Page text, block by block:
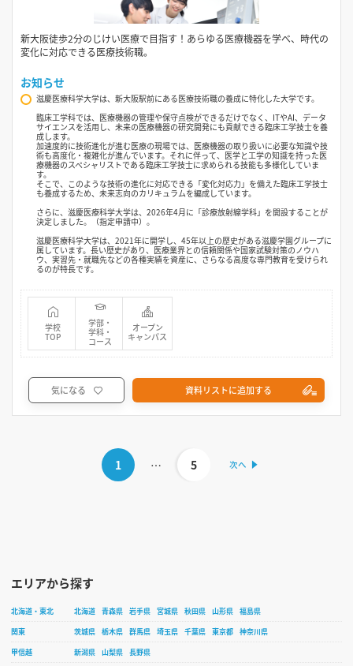
新大阪徒歩2分のじけい医療で目指す！あらゆる医療機器を学べ、時代の
変化に対応できる医療技術職。
お知らせ
滋慶医療科学大学は、新大阪駅前にある医療技術職の養成に特化した大学です。
臨床工学科では、医療機器の管理や保守点検ができるだけでなく、ITやAI、データ
サイエンスを活用し、未来の医療機器の研究開発にも貢献できる臨床工学技士を養
成します。
加速度的に技術進化が進む医療の現場では、医療機器の取り扱いに必要な知識や技
術も高度化・複雑化が進んでいます。それに伴って、医学と工学の知識を持った医
療機器のスペシャリストである臨床工学技士に求められる技能も多様化していま
す。
そこで、このような技術の進化に対応できる「変化対応力」を備えた臨床工学技士
も養成するため、未来志向のカリキュラムを編成しています。
さらに、滋慶医療科学大学は、2026年4月に「診療放射線学科」を開設することが
決定しました。（指定申請中）。
滋慶医療科学大学は、2021年に開学し、45年以上の歴史がある滋慶学園グループに
属しています。長い歴史があり、医療業界との信頼関係や国家試験対策のノウハ
ウ、実習先・就職先などの各種実績を資産に、さらなる高度な専門教育を受けられ
るのが特長です。
学校
TOP
学部・
学科・
コース
オープン
キャンパス
気になる 資料リストに追加する
1 … 5
エリアから探す
北海道・東北 北海道 青森県 岩手県 宮城県 秋田県 山形県
福島県
関東
茨城県 栃木県 群馬県 埼玉県 千葉県 東京都
神奈川県
甲信越
新潟県 山梨県
長野県